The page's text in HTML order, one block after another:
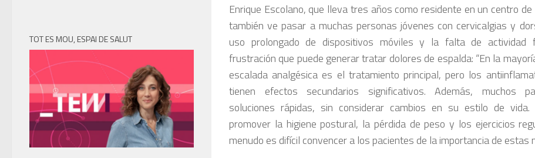
Enrique Escolano, que lleva tres años como residente en un centro
también ve pasar a muchas personas jóvenes con cervicalgias y
uso prolongado de dispositivos móviles y la falta de actividad
frustración que puede generar tratar dolores de espalda: “En la
escalada analgésica es el tratamiento principal, pero los
tienen efectos secundarios significativos. Además, muchos
soluciones rápidas, sin considerar cambios en su estilo de vida.
promover la higiene postural, la pérdida de peso y los ejercicios
menudo es difícil convencer a los pacientes de la importancia de estas
TOT ES MOU, ESPAI DE SALUT